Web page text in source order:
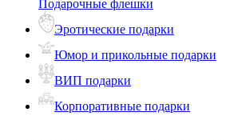
Подарочные флешки
Эротические подарки
Юмор и прикольные подарки
ВИП подарки
Корпоративные подарки